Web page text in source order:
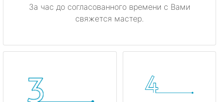
За час до согласованного времени с Вами
свяжется мастер.